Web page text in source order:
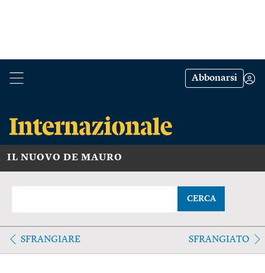
Abbonarsi
IL NUOVO DE MAURO
CERCA
SFRANGIARE SFRANGIATO